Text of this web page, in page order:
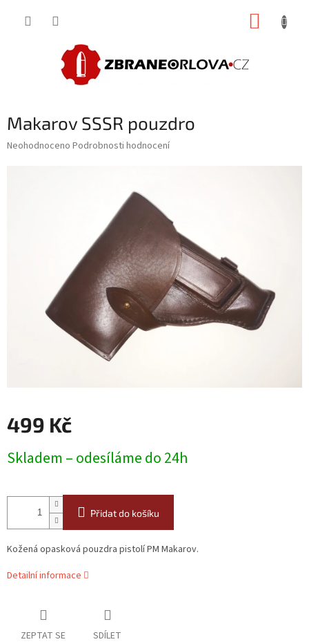
Makarov SSSR pouzdro
Průměrné
Neohodnoceno Podrobnosti hodnocení
499 Kč
cena:
Skladem – odesíláme do 24h
Přidat do košíku
Kožená opasková pouzdra pistolí PM Makarov.
Detailní informace
ZEPTAT SE SDÍLET